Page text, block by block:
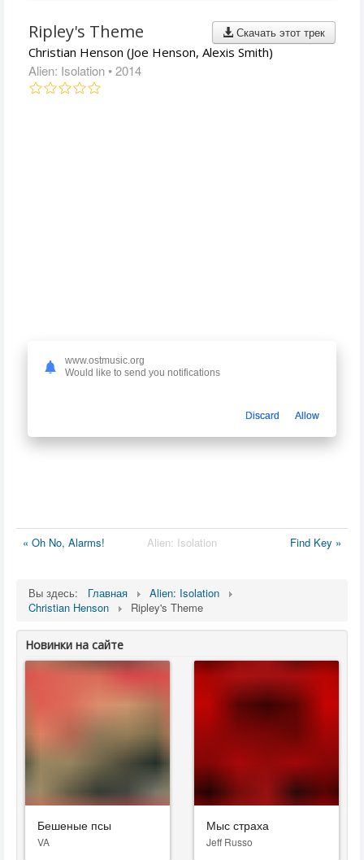
Скачать этот трек
Ripley's Theme
Christian Henson (Joe Henson, Alexis Smith)
Alien: Isolation • 2014
« Oh No, Alarms! Alien: Isolation Find Key »
Вы здесь: Главная
Alien: Isolation
Christian Henson
Ripley's Theme
Новинки на сайте
Бешеные псы
VA
Мыс страха
Jeff Russo
www.ostmusic.org
Would like to send you notifications
Discard Allow